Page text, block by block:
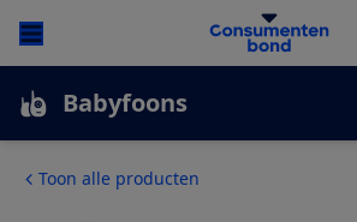
Babyfoons
Toon alle producten